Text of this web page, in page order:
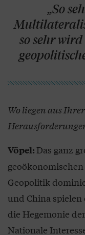
„So
so sehr
Wo liegen aus
Vöpel:Das ganz
Geopolitik
und China
die Hegemonie
Nationale